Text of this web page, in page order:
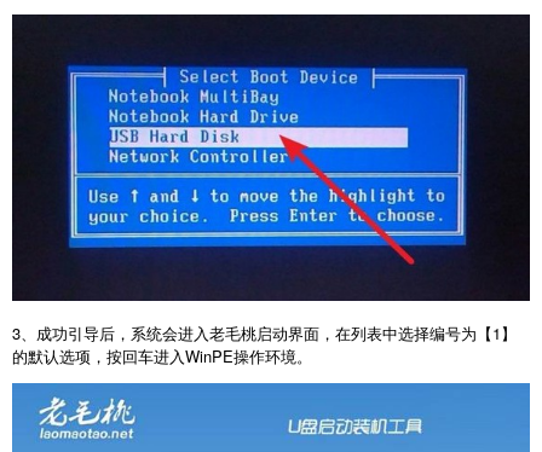
3、成功引导后，系统会进入老毛桃启动界面，在列表中选择编号为【1】
的默认选项，按回车进入WinPE操作环境。